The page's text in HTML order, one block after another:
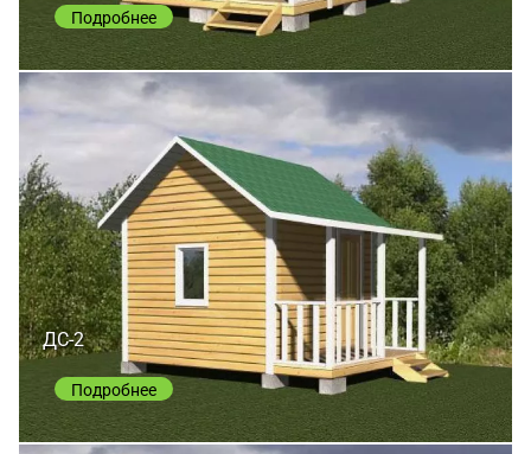
Подробнее
ДС-2
Подробнее